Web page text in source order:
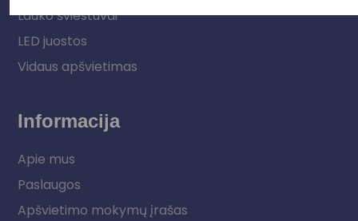
Lauko šviestuvai
LED juostos
Vidaus apšvietimas
Informacija
Apie mus
Paslaugos
Apšvietimo mokymų įrašas